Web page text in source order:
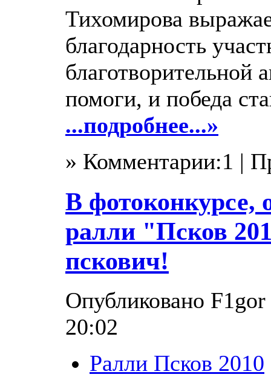
Тихомирова
благодарность
благотворительной
помоги, и победа
...подробнее...»
» Комментарии:1 |
В фотоконкурсе,
ралли "Псков
пскович!
Опубликовано
20:02
Ралли Псков 2010